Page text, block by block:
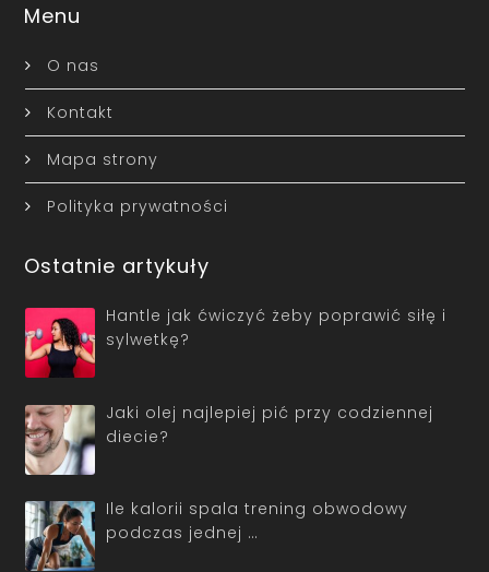
Menu
O nas
Kontakt
Mapa strony
Polityka prywatności
Ostatnie artykuły
Hantle jak ćwiczyć żeby poprawić siłę i
sylwetkę?
Jaki olej najlepiej pić przy codziennej
diecie?
Ile kalorii spala trening obwodowy
podczas jednej …